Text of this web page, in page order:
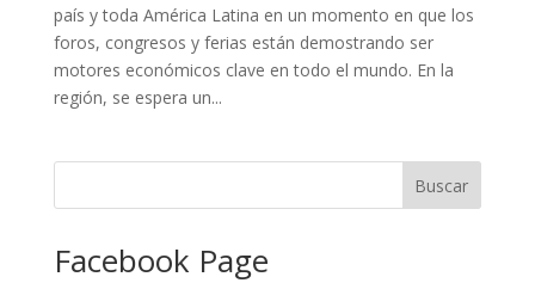
país y toda América Latina en un momento en que los
foros, congresos y ferias están demostrando ser
motores económicos clave en todo el mundo. En la
región, se espera un...
Facebook Page